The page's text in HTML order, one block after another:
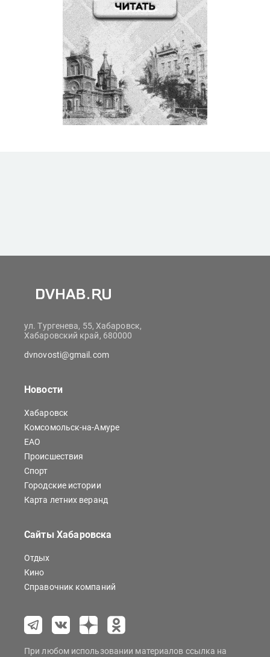
ул. Тургенева, 55, Хабаровск,
Хабаровский край, 680000
dvnovosti@gmail.com
Новости
Хабаровск
Комсомольск-на-Амуре
ЕАО
Происшествия
Спорт
Городские истории
Карта летних веранд
Сайты Хабаровска
Отдых
Кино
Справочник компаний
При любом использовании материалов ссылка на